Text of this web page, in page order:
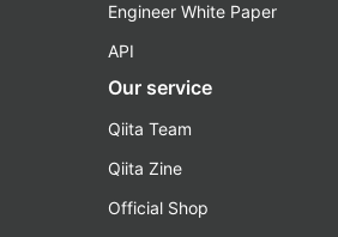
Engineer White Paper
API
Our service
Qiita Team
Qiita Zine
Official Shop